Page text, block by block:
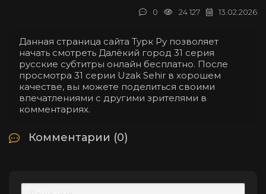
13.02.2026
24 127
0
Данная страница сайта Турк Ру позволяет
начать смотреть Далёкий город 31 серия
русские субтитры онлайн бесплатно. После
просмотра 31 серии Uzak Sehir в хорошем
качестве, вы можете поделиться своими
впечатлениями с другими зрителями в
комментариях.
Комментарии (0)